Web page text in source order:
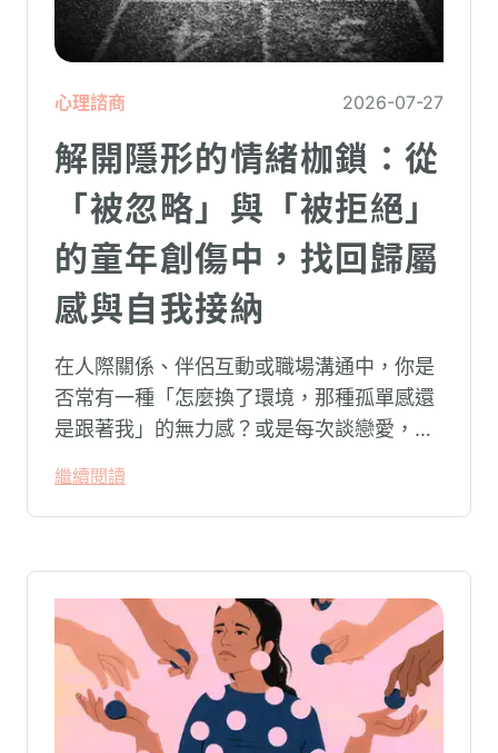
心理諮商 2026-07-27
解開隱形的情緒枷鎖：從
「被忽略」與「被拒絕」
的童年創傷中，找回歸屬
感與自我接納
在人際關係、伴侶互動或職場溝通中，你是
否常有一種「怎麼換了環境，那種孤單感還
是跟著我」的無力感？或是每次談戀愛，總
卻演變成兩敗俱傷？
繼續閱讀